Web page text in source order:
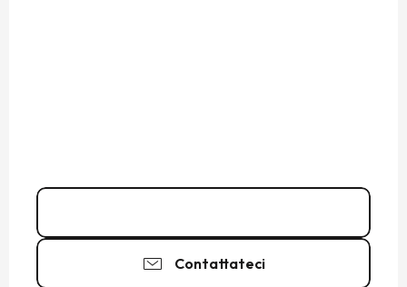
Contattateci